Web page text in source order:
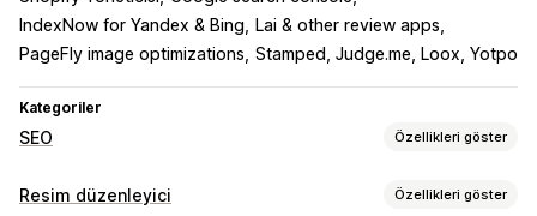
IndexNow for Yandex & Bing
Lai & other review apps
PageFly image optimizations Stamped, Judge.me, Loox, Yotpo
Kategoriler
SEO Özellikleri göster
SEO araçları
Resim düzenleyici Özellikleri göster